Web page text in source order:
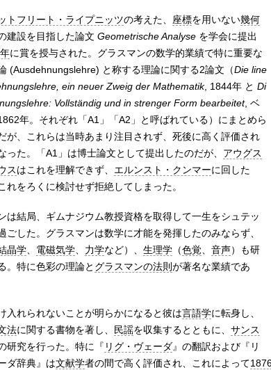
トフリート・ライプニッツの考えた、 座標を用いない幾何
建設を目指した論文 Geometrische Analyseを学会に提出
に賞を授与された。グラスマンの数学的業績で特に重要な
(Ausdehnungslehre) と称する理論に関する2論文（Die line
ein neuer Zweig der Mathematik, 1844年 と Di
Vollständig und in strenger Form bearbeitet, ベ
年。それぞれ「A1」「A2」と呼ばれている）にまとめら
が、これらは当時あまり注目されず、死後に高く評価され
った。「A1」は博士論文として提出したのだが、 アウグス
スはこれを理解できず、 エルンスト・クンマーに回した
れをろくに検討せず拒絶してしまった。
は結局、ギムナジウム教授資格を取得して一生をシュテッ
ごした。グラスマンは数学に才能を発揮したのみならず、
晶学、 電磁気学、 力学など）、 生理学（色覚 音声）も研
。特に色彩の理論と グラスマンの法則 が著名な業績であ
入れられないことが明らかになると彼は言語学に転身し、
法に関する書物を著し、 民謡を収集するとともに、 サンス
研究を行った。特に『 リグ・ヴェーダ』の翻訳および『リ
ダ辞典』は文献学者の間で高く評価され、これによって